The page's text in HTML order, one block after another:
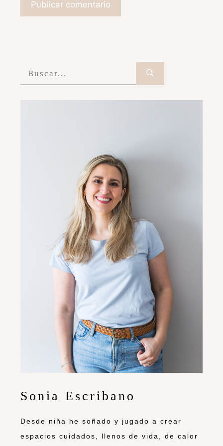
Sonia Escribano
Desde niña he soñado y jugado a crear
espacios cuidados, llenos de vida, de calor